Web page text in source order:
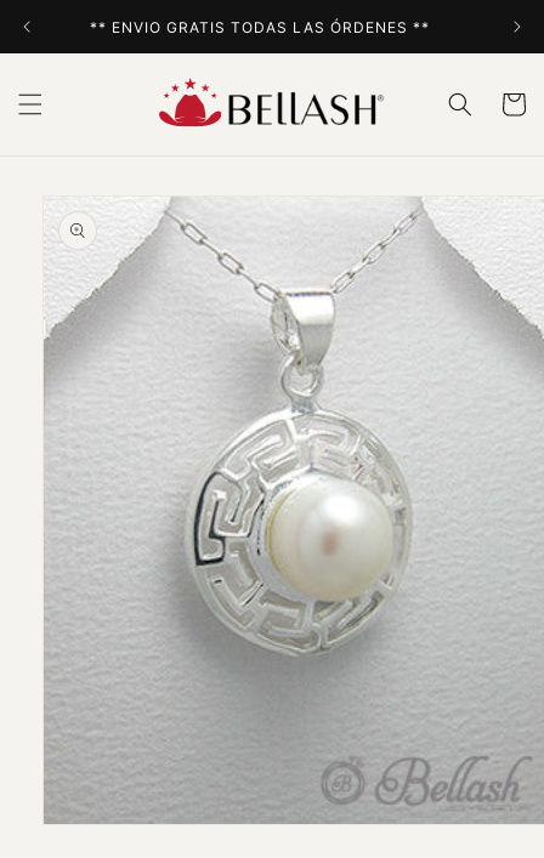
directamente
al contenido
** ENVIO GRATIS TODAS LAS ÓRDENES **
Carrito
directamente
información
del producto